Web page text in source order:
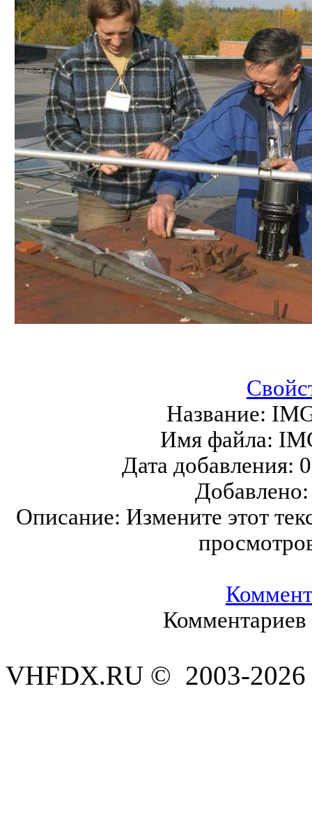
Название:
Имя файла:
Дата добавления:
Описание: Измените этот
Комментариев
VHFDX.RU © 2003-2026